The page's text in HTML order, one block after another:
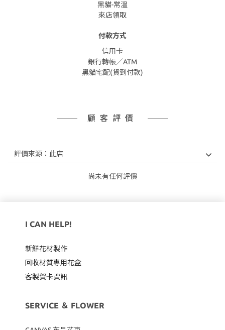
黑貓-常溫
來店領取
付款方式
信用卡
銀行轉帳／ATM
黑貓宅配(貨到付款)
顧客評價
尚未有任何評價
I CAN HELP!
新鮮花材製作
回收材質專用花盒
客製賀卡資訊
SERVICE ＆ FLOWER